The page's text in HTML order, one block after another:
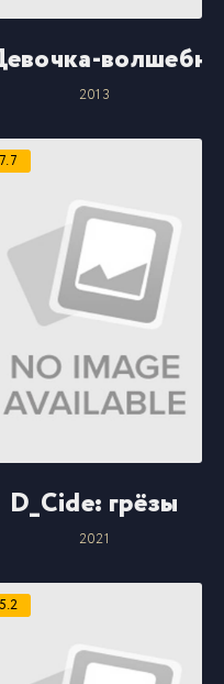
2013
7.7
D_Cide: грёзы
2021
5.2